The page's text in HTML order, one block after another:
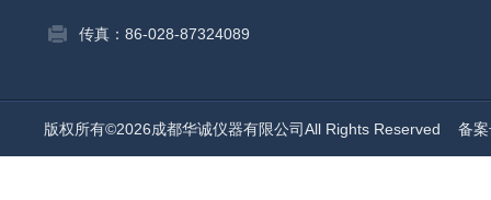
传真：86-028-87324089
版权所有©2026成都华诚仪器有限公司All Rights Reserved 备